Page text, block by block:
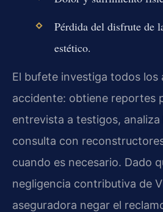
Pérdida del disfrute de
estético.
El bufete investiga todos los
accidente: obtiene reportes
entrevista a testigos, analiza
consulta con
cuando es necesario. Dado
negligencia contributiva de
aseguradora negar el